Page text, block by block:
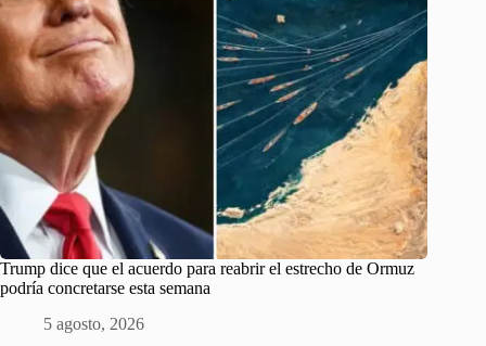
Trump dice que el acuerdo para reabrir el estrecho de Ormuz
podría concretarse esta semana
5 agosto, 2026